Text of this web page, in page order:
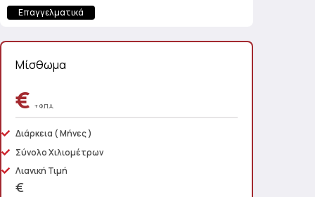
Επαγγελματικά
Μίσθωμα
€ + Φ.Π.Α.
Διάρκεια ( Μήνες )
Σύνολο Χιλιομέτρων
Λιανική Τιμή
€